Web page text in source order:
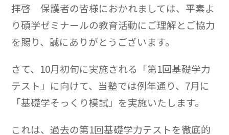
拝啓 保護者の皆様におかれましては、平素よ
り碩学ゼミナールの教育活動にご理解とご協力
を賜り、誠にありがとうございます。
さて、10月初旬に実施される「第1回基礎学力
テスト」に向けて、当塾では例年通り、7月に
「基礎学そっくり模試」を実施いたします。
これは、過去の第1回基礎学力テストを徹底的